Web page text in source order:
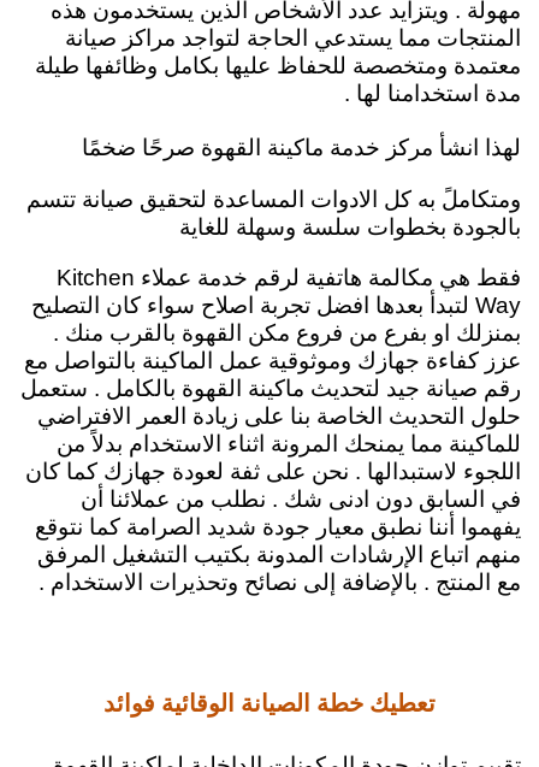
مهولة . ويتزايد عدد الأشخاص الذين يستخدمون هذه
المنتجات مما يستدعي الحاجة لتواجد مراكز صيانة
معتمدة ومتخصصة للحفاظ عليها بكامل وظائفها طيلة
مدة استخدامنا لها .
لهذا انشأ مركز خدمة ماكينة القهوة صرحًا ضخمًا
ومتكاملً به كل الادوات المساعدة لتحقيق صيانة تتسم
بالجودة بخطوات سلسة وسهلة للغاية
فقط هي مكالمة هاتفية لرقم خدمة عملاء Kitchen
Way لتبدأ بعدها افضل تجربة اصلاح سواء كان التصليح
بمنزلك او بفرع من فروع مكن القهوة بالقرب منك .
عزز كفاءة جهازك وموثوقية عمل الماكينة بالتواصل مع
رقم صيانة جيد لتحديث ماكينة القهوة بالكامل . ستعمل
حلول التحديث الخاصة بنا على زيادة العمر الافتراضي
للماكينة مما يمنحك المرونة اثناء الاستخدام بدلاً من
اللجوء لاستبدالها . نحن على ثفة لعودة جهازك كما كان
في السابق دون ادنى شك . نطلب من عملائنا أن
يفهموا أننا نطبق معيار جودة شديد الصرامة كما نتوقع
منهم اتباع الإرشادات المدونة بكتيب التشغيل المرفق
مع المنتج . بالإضافة إلى نصائح وتحذيرات الاستخدام .
تعطيك خطة الصيانة الوقائية فوائد